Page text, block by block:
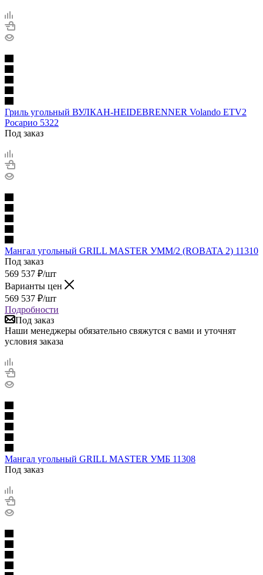
Гриль угольный ВУЛКАН-HEIDEBRENNER Volando ETV2
Росарио 5322
Под заказ
Мангал угольный GRILL MASTER УММ/2 (ROBATA 2) 11310
Под заказ
569 537 ₽/шт
Варианты цен
569 537 ₽/шт
Подробности
Под заказ
Наши менеджеры обязательно свяжутся с вами и уточнят
условия заказа
Мангал угольный GRILL MASTER УМБ 11308
Под заказ